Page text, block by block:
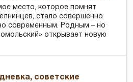
место, которое помнят
стало совершенно
современным. Родным – но
открывает новую
советские